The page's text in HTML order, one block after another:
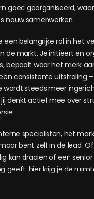
goed georganiseerd,
nauw samenwerken.
een belangrijke rol in het
de markt. Je initieert en
bepaalt waar het merk
consistente uitstraling
wordt steeds meer
denkt actief mee over
specialisten, het
bent zelf in de lead.
kan draaien of een senior
geeft: hier krijg je de